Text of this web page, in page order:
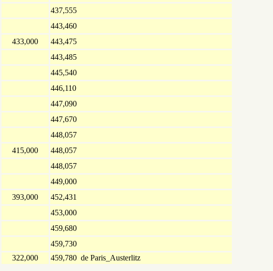
437,555
443,460
433,000 443,475
443,485
445,540
446,110
447,090
447,670
448,057
415,000 448,057
448,057
449,000
393,000 452,431
453,000
459,680
459,730
322,000 459,780 de Paris_Austerlitz